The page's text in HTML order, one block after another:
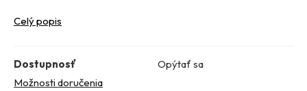
Celý popis
Dostupnosť
Opýtať sa
Možnosti doručenia